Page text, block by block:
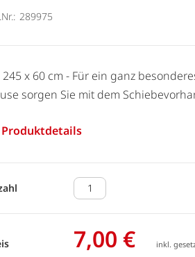
289975
245 x 60 cm - Für ein ganz
sorgen Sie mit dem
Produktdetails
7,00 € inkl.